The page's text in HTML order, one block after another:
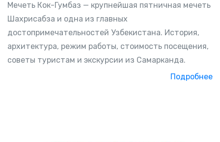
Мечеть Кок-Гумбаз — крупнейшая пятничная мечеть
Шахрисабза и одна из главных
достопримечательностей Узбекистана. История,
архитектура, режим работы, стоимость посещения,
советы туристам и экскурсии из Самарканда.
Подробнее